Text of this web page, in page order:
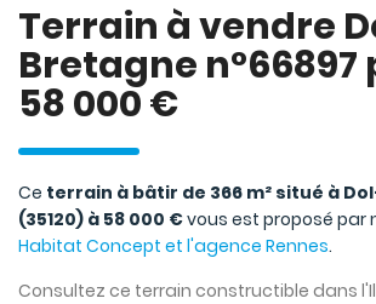
Terrain à vendre
Bretagne n°66897
58 000 €
Ce terrain à bâtir de 366 m² situé à
(35120) à 58 000 €vous est proposé par
Habitat Concept et l'agence Rennes.
Consultez ce terrain constructible dans